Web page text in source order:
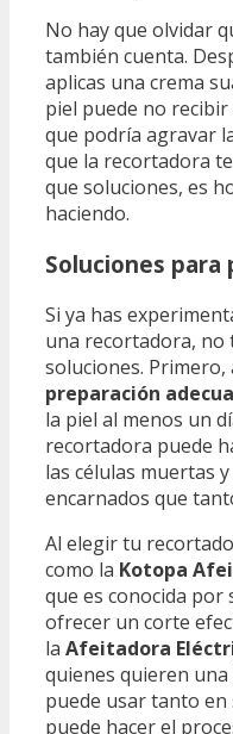
No hay que olvidar
también cuenta.
aplicas una crema
piel puede no recibir
que podría agravar
que la recortadora
que soluciones, es
haciendo.
Soluciones para
Si ya has
una recortadora, no
soluciones.
preparación
la piel al menos un
recortadora puede
las células muertas
encarnados que
Al elegir tu
como la Kotopa
que es conocida por
ofrecer un corte
la Afeitadora
quienes quieren
puede usar tanto en
puede hacer el